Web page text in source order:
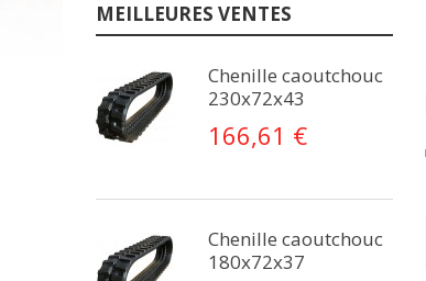
MEILLEURES VENTES
Chenille caoutchouc
230x72x43
166,61 €
Chenille caoutchouc
180x72x37